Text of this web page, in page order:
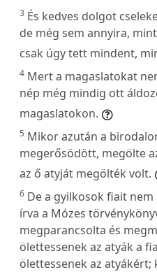
3 És kedves dolgot
de még sem annyira,
csak úgy tett mindent,
4 Mert a magaslatokat
nép még mindig ott
magaslatokon.
5 Mikor azután a
megerősödött, megölte
az ő atyját megölték volt.
6 De a gyilkosok fiait
írva a Mózes
megparancsolta és
ölettessenek az atyák a
ölettessenek az